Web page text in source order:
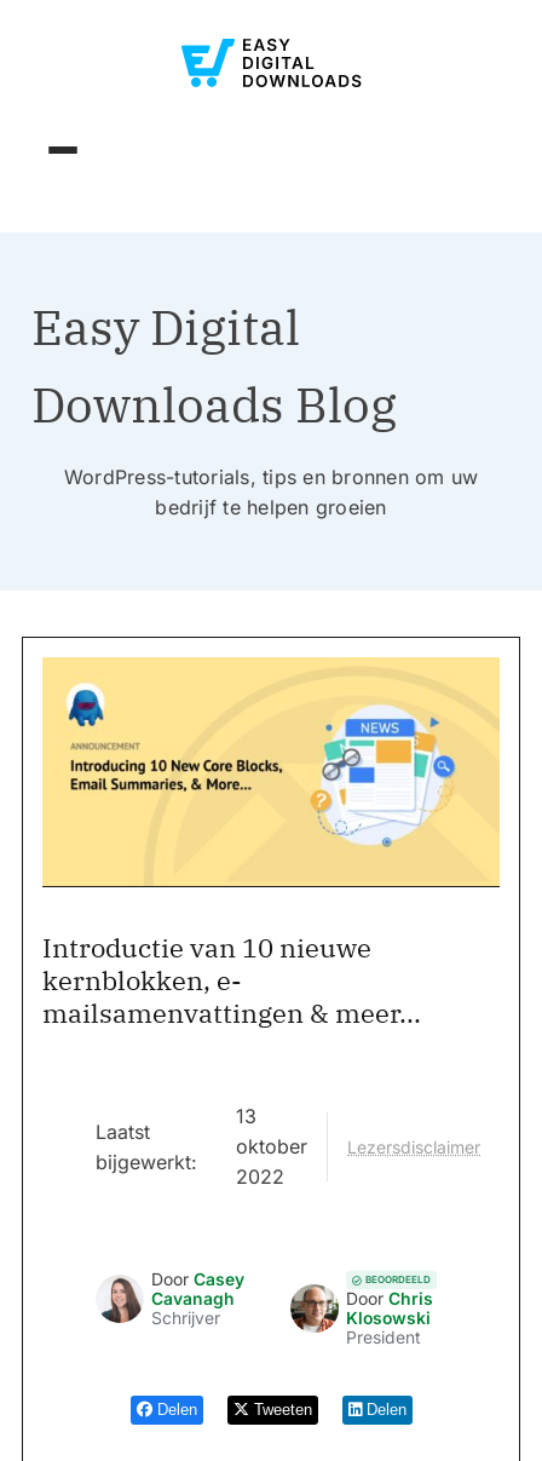
Easy Digital
Downloads Blog
WordPress-tutorials, tips en bronnen om uw
bedrijf te helpen groeien
Introductie van 10 nieuwe
kernblokken, e-
mailsamenvattingen & meer...
Laatst
bijgewerkt:
13
oktober
2022
Lezersdisclaimer
Door Casey
Cavanagh
Schrijver
BEOORDEELD
Door Chris
Klosowski
President
Delen Tweeten Delen